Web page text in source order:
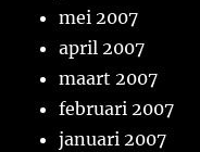
mei 2007
april 2007
maart 2007
februari 2007
januari 2007